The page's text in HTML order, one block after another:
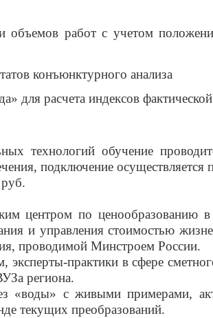
объемов работ с учетом
конъюнктурного анализа
для расчета индексов
технологий обучение
подключение осуществляется
центром по ценообразованию
и управления стоимостью
проводимой Минстроем России.
практики в сфере
региона.
с живыми примерами,
текущих преобразований.